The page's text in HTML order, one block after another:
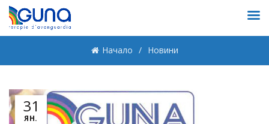
Начало Новини
31
ЯН.